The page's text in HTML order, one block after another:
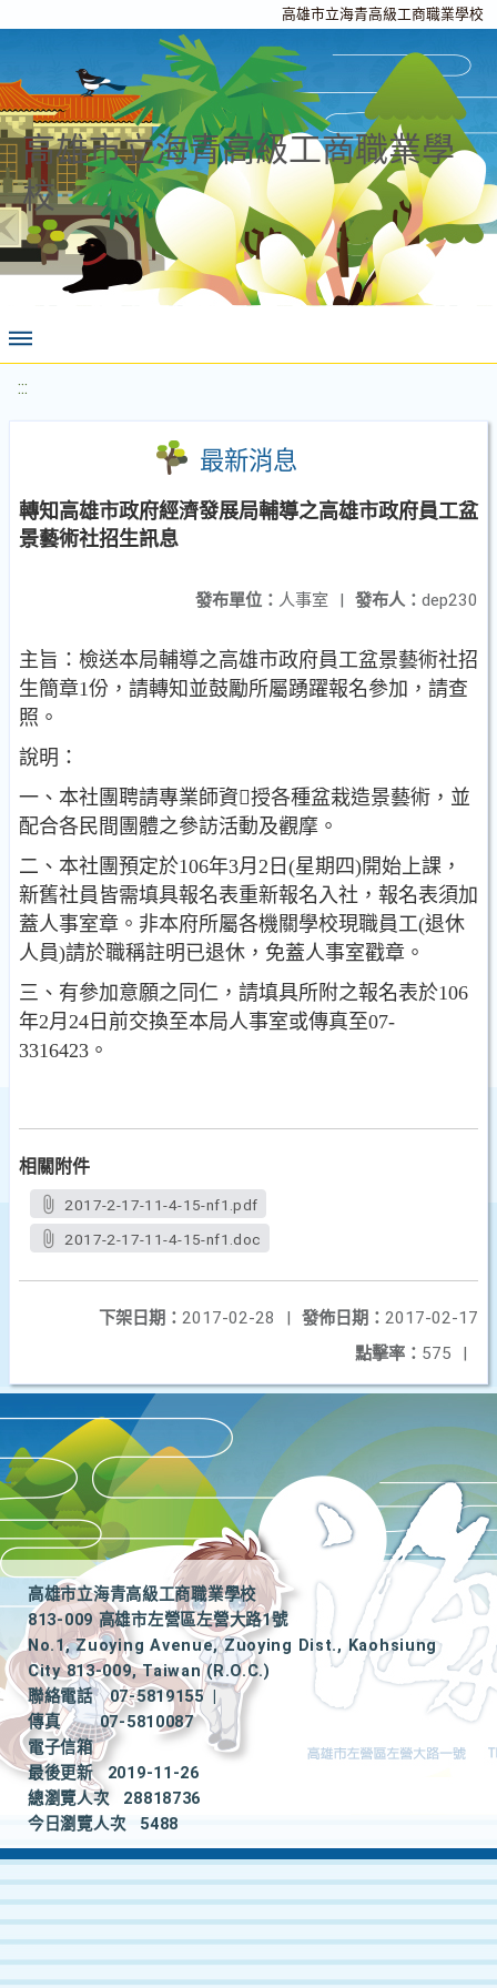
高雄市立海青高級工商職業學校
高雄市立海青高級工商職業學
校
:::
最新消息
轉知高雄市政府經濟發展局輔導之高雄市政府員工盆
景藝術社招生訊息
發布人： dep230
發布單位： 人事室 |
主旨：檢送本局輔導之高雄市政府員工盆景藝術社招
生簡章1份，請轉知並鼓勵所屬踴躍報名參加，請查
照。
說明：
一、本社團聘請專業師資授各種盆栽造景藝術，並
配合各民間團體之參訪活動及觀摩。
二、本社團預定於106年3月2日(星期四)開始上課，
新舊社員皆需填具報名表重新報名入社，報名表須加
蓋人事室章。非本府所屬各機關學校現職員工(退休
人員)請於職稱註明已退休，免蓋人事室戳章。
三、有參加意願之同仁，請填具所附之報名表於106
年2月24日前交換至本局人事室或傳真至07-
3316423。
相關附件
2017-2-17-11-4-15-nf1.pdf
2017-2-17-11-4-15-nf1.doc
發佈日期： 2017-02-17
下架日期： 2017-02-28
|
點擊率： 575 |
高雄市立海青高級工商職業學校
813-009 高雄市左營區左營大路1號
No.1, Zuoying Avenue, Zuoying Dist., Kaohsiung
City 813-009, Taiwan (R.O.C.)
聯絡電話
07-5819155
|
傳真
07-5810087
電子信箱
最後更新
2019-11-26
總瀏覽人次
28818736
今日瀏覽人次
5488